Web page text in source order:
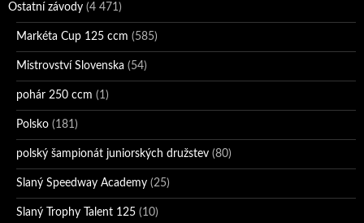
Ostatní závody (4 471)
Markéta Cup 125 ccm (585)
Mistrovství Slovenska (54)
pohár 250 ccm (1)
Polsko (181)
polský šampionát juniorských družstev (80)
Slaný Speedway Academy (25)
Slaný Trophy Talent 125 (10)